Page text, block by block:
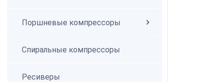
Спиральные компрессоры
Поршневые компрессоры
Спиральные компрессоры
Ресиверы